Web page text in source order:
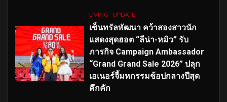
LIVING UPDATE
เซ็นทรัลพัฒนา คว้าสองสาวนัก
แสดงสุดฮอต “ลีน่า-หมิว” รับ
ภารกิจ Campaign Ambassador
“Grand Grand Sale 2026” ปลุก
เอเนอร์จี้มหกรรมช้อปกลางปีสุด
คึกคัก